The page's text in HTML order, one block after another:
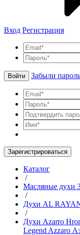
Вход Регистрация
Войти Забыли
Зарегистрироваться
Каталог
/
Масляные духи
/
Духи AL
/
Духи Azarro
Legend Azzaro